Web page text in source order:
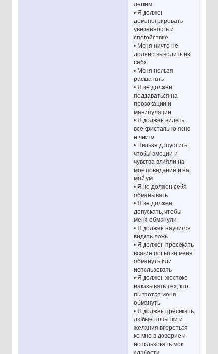
легким
• Я должен
демонстрировать
уверенность и
спокойствие
• Меня ничто не
должно выводить из
себя
• Меня нельзя
расшатать
• Я не должен
поддаваться на
провокации и
манипуляции
• Я должен видеть
все кристально ясно
и чисто
• Нельзя допустить,
чтобы эмоции и
чувства влияли на
мое поведение и на
мой ум
• Я не должен себя
обманывать
• Я не должен
допускать, чтобы
меня обманули
• Я должен научится
видеть ложь
• Я должен пресекать
всякие попытки меня
обмануть или
использовать
• Я должен жестоко
наказывать тех, кто
пытается меня
обмануть
• Я должен пресекать
любые попытки и
желания втереться
ко мне в доверие и
использовать мои
слабости